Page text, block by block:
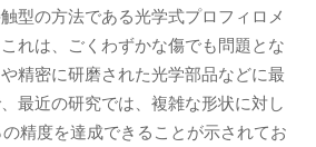
型の方法である光学式プロフィロメ
れは、ごくわずかな傷でも問題とな
精密に研磨された光学部品などに最
最近の研究では、複雑な形状に対し
精度を達成できることが示されてお